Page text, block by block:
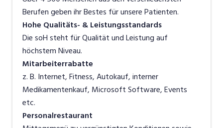
Berufen geben ihr Bestes für unsere Patienten.
Hohe Qualitäts- & Leistungsstandards
Die soH steht für Qualität und Leistung auf
höchstem Niveau.
Mitarbeiterrabatte
z. B. Internet, Fitness, Autokauf, interner
Medikamentenkauf, Microsoft Software, Events
etc.
Personalrestaurant